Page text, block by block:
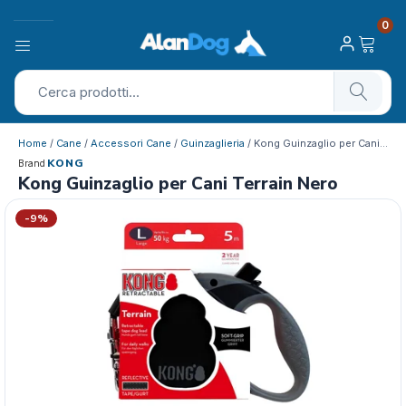
0
Home / Cane / Accessori Cane / Guinzaglieria / Kong Guinzaglio per Cani Terrain Nero
Brand KONG
Kong Guinzaglio per Cani Terrain Nero
-9%